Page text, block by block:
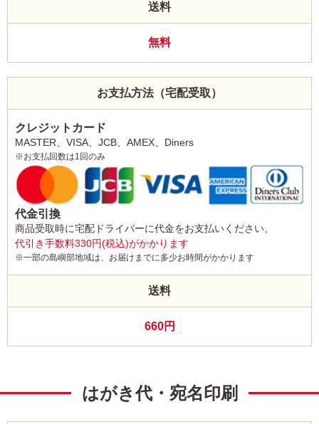
送料
無料
お支払方法（宅配受取）
クレジットカード
MASTER、VISA、JCB、AMEX、Diners
※お支払回数は1回のみ
代金引換
商品受取時に宅配ドライバーに代金をお支払いください。
代引き手数料330円(税込)がかかります
※一部の島嶼部地域は、お届けまでに多少お時間がかかります
送料
660円
はがき代・宛名印刷